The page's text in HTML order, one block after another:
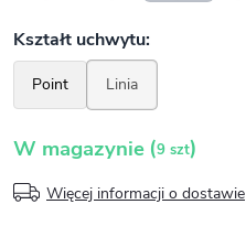
W magazynie (9 szt)
Więcej informacji o dostawie